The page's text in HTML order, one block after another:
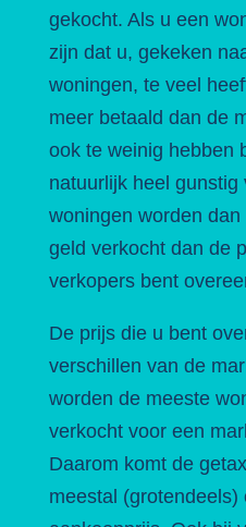
gekocht. Als u een
zijn dat u, gekeken
woningen, te veel
meer betaald dan de
ook te weinig hebben
natuurlijk heel
woningen worden
geld verkocht dan de
verkopers bent
De prijs die u bent
verschillen van de
worden de meeste
verkocht voor een
Daarom komt de
meestal (grotendeels)